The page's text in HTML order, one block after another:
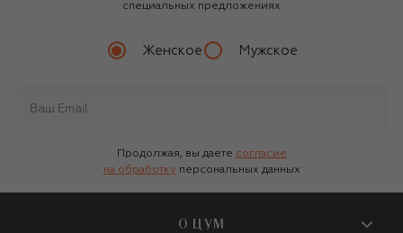
специальных предложениях
Женское Мужское
Продолжая, вы даете согласие
на обработку персональных данных
О ЦУМ